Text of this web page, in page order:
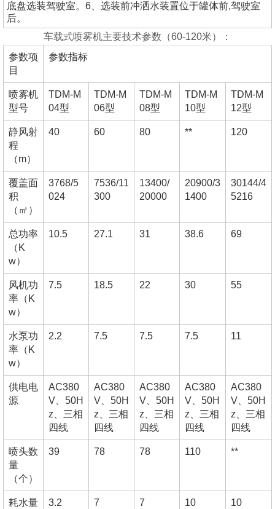
底盘选装驾驶室。6、选装前冲洒水装置位于罐体前,驾驶室
后。
车载式喷雾机主要技术参数（60-120米）：
参数项
目
参数指标
喷雾机
型号
TDM-M
04型
TDM-M
06型
TDM-M
08型
TDM-M
10型
TDM-M
12型
静风射
程
（m）
40 60 80 ** 120
覆盖面
积
（㎡）
3768/5
024
7536/11
300
13400/
20000
20900/3
1400
30144/4
5216
总功率
（K
w）
10.5 27.1 31 38.6 69
风机功
率（K
w）
7.5 18.5 22 30 55
水泵功
率（K
w）
2.2 7.5 7.5 7.5 11
供电电
源
AC380
V、50H
z、三相
四线
AC380
V、50H
z、三相
四线
AC380
V、50H
z、三相
四线
AC380
V、50H
z、三相
四线
AC380
V、50H
z、三相
四线
喷头数
量
（个）
39 78 78 110 **
耗水量
3.2 7 7 10 10